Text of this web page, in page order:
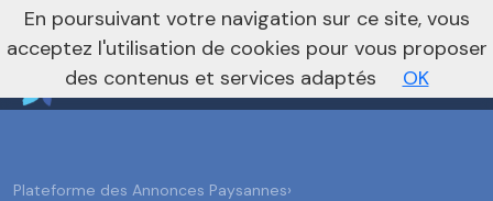
Vers le site national
nivo_2026: 1
Plateforme des Annonces Paysannes›
En poursuivant votre navigation sur ce site, vous
acceptez l'utilisation de cookies pour vous proposer
des contenus et services adaptés
OK